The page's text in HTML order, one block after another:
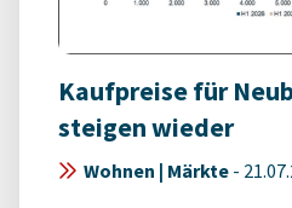
Kaufpreise für
steigen wieder
Wohnen | Märkte -